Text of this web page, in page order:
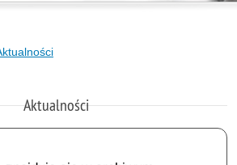
Aktualności